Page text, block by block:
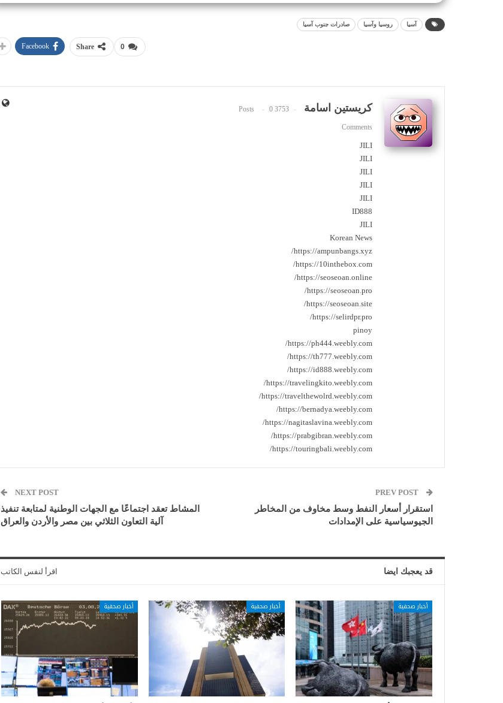
آسيا روسيا وآسيا صادرات جنوب آسيا
0
Share
Facebook
كريستين اسامة 3753 Posts
0
Comments
JILI
JILI
JILI
JILI
JILI
ID888
JILI
Korean News
https://ampunbangs.xyz/
https://10inthebox.com/
https://seoseoan.online/
https://seoseoan.pro/
https://seoseoan.site/
https://selirdpr.pro/
pinoy
https://ph444.weebly.com/
https://th777.weebly.com/
https://id888.weebly.com/
https://travelingkito.weebly.com/
https://travelthewolrd.weebly.com/
https://bernadya.weebly.com/
https://nagitaslavina.weebly.com/
https://prabgibran.weebly.com/
https://touringbali.weebly.com/
استقرار أسعار النفط وسط مخاوف من المخاطر
الجيوسياسية على الإمدادات
NEXT POST
المشاط تعقد اجتماعًا مع الجهات الوطنية لمتابعة تنفيذ
آلية التعاون الثلاثي بين مصر والأردن والعراق
قد يعجبك ايضا اقرأ لنفس الكاتب
أخبار صحفية أخبار صحفية أخبار صحفية